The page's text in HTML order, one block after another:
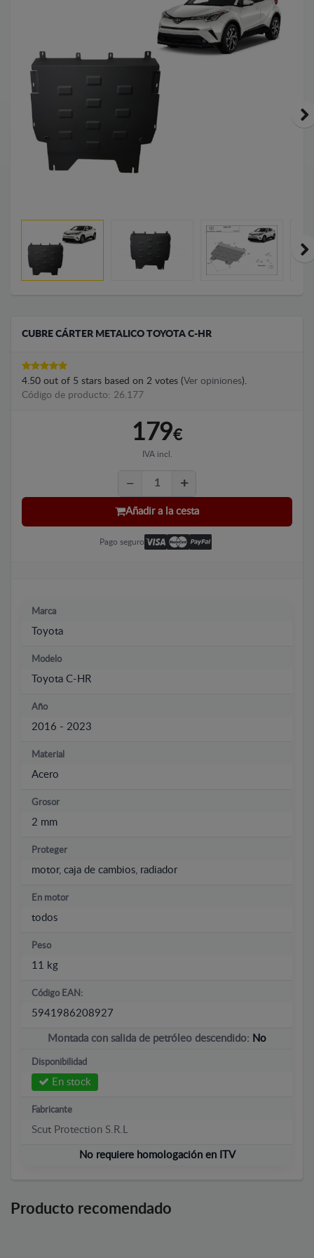
CUBRE CÁRTER METALICO TOYOTA C-HR
4.50 out of 5 stars based on 2 votes (Ver opiniones).
Código de producto: 26.177
179€
IVA incl.
Añadir a la cesta
Pago seguro
Marca
Toyota
Modelo
Toyota C-HR
Año
2016 - 2023
Material
Acero
Grosor
2 mm
Proteger
motor, caja de cambios, radiador
En motor
todos
Peso
11 kg
Código EAN:
5941986208927
Montada con salida de petróleo descendido: No
Disponibilidad
En stock
Fabricante
Scut Protection S.R.L
No requiere homologación en ITV
Producto recomendado